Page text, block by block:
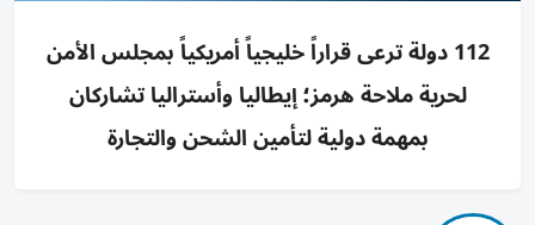
112 دولة ترعى قراراً خليجياً أمريكياً بمجلس الأمن
لحرية ملاحة هرمز؛ إيطاليا وأستراليا تشاركان
بمهمة دولية لتأمين الشحن والتجارة